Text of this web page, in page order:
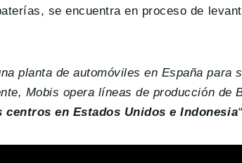
se encuentra en proceso de
planta de automóviles en España para
Mobis opera líneas de producción de
en Estados Unidos e Indonesia